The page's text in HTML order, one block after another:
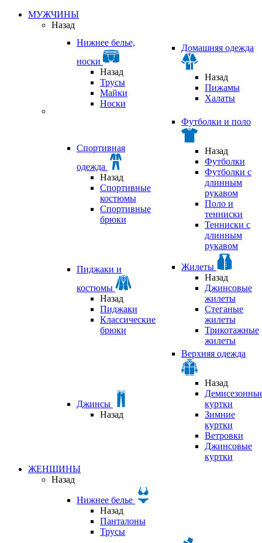
МУЖЧИНЫ
Назад
Нижнее белье,
носки
Назад
Трусы
Майки
Носки
Домашняя одежда
Назад
Пижамы
Халаты
Спортивная
одежда
Назад
Спортивные
костюмы
Спортивные
брюки
Футболки и поло
Назад
Футболки
Футболки с
длинным
рукавом
Поло и
тенниски
Тенниски с
длинным
рукавом
Пиджаки и
костюмы
Назад
Пиджаки
Классические
брюки
Жилеты
Назад
Джинсовые
жилеты
Стеганые
жилеты
Трикотажные
жилеты
Джинсы
Назад
Верхняя одежда
Назад
куртки
Зимние
куртки
Ветровки
Джинсовые
куртки
ЖЕНЩИНЫ
Назад
Нижнее белье
Назад
Панталоны
Трусы